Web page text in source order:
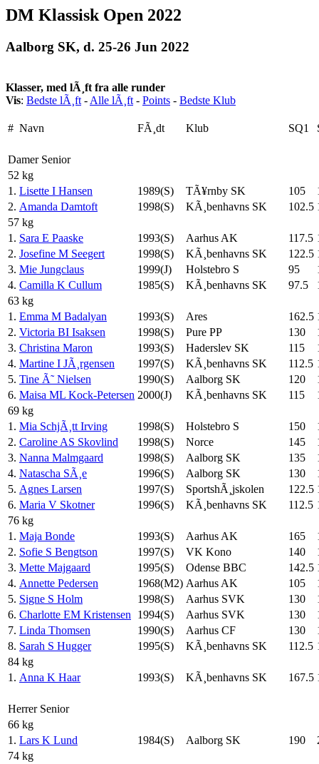
DM Klassisk Open 2022
Aalborg SK, d. 25-26 Jun 2022
Klasser, med lÃ¸ft fra alle runder
Vis: Bedste lÃ¸ft - Alle lÃ¸ft - Points - Bedste Klub
# Navn FÃ¸dt Klub SQ1
Damer Senior
52 kg
1. Lisette I Hansen 1989(S) TÃ¥rnby SK 105
2. Amanda Damtoft 1998(S) KÃ¸benhavns SK 102.5
57 kg
1. Sara E Paaske 1993(S) Aarhus AK 117.5
2. Josefine M Seegert 1998(S) KÃ¸benhavns SK 122.5
3. Mie Jungclaus 1999(J) Holstebro S 95
4. Camilla K Cullum 1985(S) KÃ¸benhavns SK 97.5
63 kg
1. Emma M Badalyan 1993(S) Ares 162.5
2. Victoria BI Isaksen 1998(S) Pure PP 130
3. Christina Maron 1993(S) Haderslev SK 115
4. Martine I JÃ¸rgensen 1997(S) KÃ¸benhavns SK 112.5
5. Tine Ã˜ Nielsen 1990(S) Aalborg SK 120
6. Maisa ML Kock-Petersen 2000(J) KÃ¸benhavns SK 115
69 kg
1. Mia SchjÃ¸tt Irving 1998(S) Holstebro S 150
2. Caroline AS Skovlind 1998(S) Norce 145
3. Nanna Malmgaard 1998(S) Aalborg SK 135
4. Natascha SÃ¸e 1996(S) Aalborg SK 130
5. Agnes Larsen 1997(S) SportshÃ¸jskolen 122.5
6. Maria V Skotner 1996(S) KÃ¸benhavns SK 112.5
76 kg
1. Maja Bonde 1993(S) Aarhus AK 165
2. Sofie S Bengtson 1997(S) VK Kono 140
3. Mette Majgaard 1995(S) Odense BBC 142.5
4. Annette Pedersen 1968(M2) Aarhus AK 105
5. Signe S Holm 1998(S) Aarhus SVK 130
6. Charlotte EM Kristensen 1994(S) Aarhus SVK 130
7. Linda Thomsen 1990(S) Aarhus CF 130
8. Sarah S Hugger 1995(S) KÃ¸benhavns SK 112.5
84 kg
1. Anna K Haar 1993(S) KÃ¸benhavns SK 167.5
Herrer Senior
66 kg
1. Lars K Lund 1984(S) Aalborg SK 190
74 kg